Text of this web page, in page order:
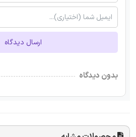
ارسال دیدگاه
بدون دیدگاه